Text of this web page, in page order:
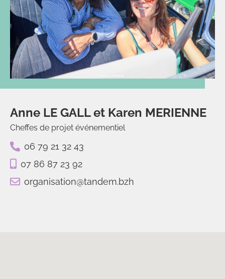
Anne LE GALL et Karen MERIENNE
Cheffes de projet événementiel
06 79 21 32 43
07 86 87 23 92
organisation@tandem.bzh